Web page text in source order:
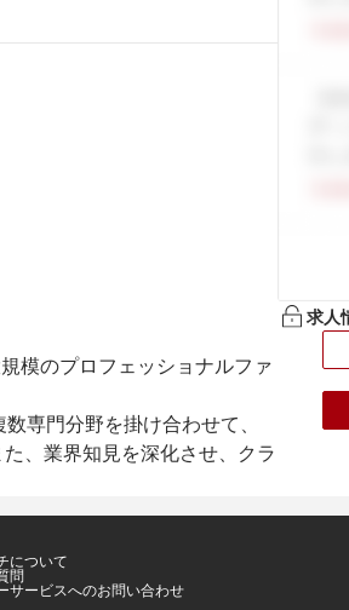
模のプロフェッショナルファ
専門分野を掛け合わせて、
、業界知見を深化させ、クラ
求人
について
問
サービスへのお問い合わせ